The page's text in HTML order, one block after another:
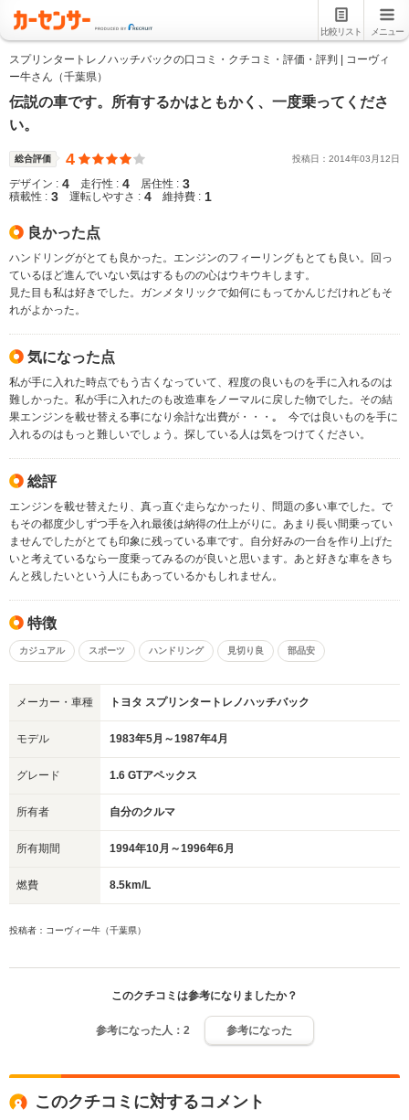
比較リスト メニュー
スプリンタートレノハッチバックの口コミ・クチコミ・評価・評判 | コーヴィ
ー牛さん（千葉県）
伝説の車です。所有するかはともかく、一度乗ってくださ
い。
総合評価 4 投稿日： 2014年03 月 12日
デザイン : 4 走行性 : 4 居住性 : 3
積載性 : 3 運転しやすさ : 4 維持費 : 1
良かった点
ハンドリングがとても良かった。エンジンのフィーリングもとても良い。回っ
ているほど進んでいない気はするものの心はウキウキします。
見た目も私は好きでした。ガンメタリックで如何にもってかんじだけれどもそ
れがよかった。
気になった点
私が手に入れた時点でもう古くなっていて、程度の良いものを手に入れるのは
難しかった。私が手に入れたのも改造車をノーマルに戻した物でした。その結
果エンジンを載せ替える事になり余計な出費が・・・｡ 今では良いものを手に
入れるのはもっと難しいでしょう。探している人は気をつけてください。
総評
エンジンを載せ替えたり、真っ直ぐ走らなかったり、問題の多い車でした。で
もその都度少しずつ手を入れ最後は納得の仕上がりに。あまり長い間乗ってい
ませんでしたがとても印象に残っている車です。自分好みの一台を作り上げた
いと考えているなら一度乗ってみるのが良いと思います。あと好きな車をきち
んと残したいという人にもあっているかもしれません。
特徴
カジュアル スポーツ ハンドリング 見切り良 部品安
メーカー・車種 トヨタ スプリンタートレノハッチバック
モデル 1983年5月～1987年4月
グレード 1.6 GTアペックス
所有者 自分のクルマ
所有期間 1994年10月～1996年6月
燃費 8.5km/L
投稿者：コーヴィー牛（千葉県）
このクチコミは参考になりましたか？
参考になった人： 2 参考になった
このクチコミに対するコメント